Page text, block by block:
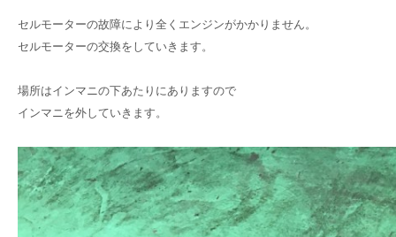
セルモーターの故障により全くエンジンがかかりません。
セルモーターの交換をしていきます。
場所はインマニの下あたりにありますので
インマニを外していきます。